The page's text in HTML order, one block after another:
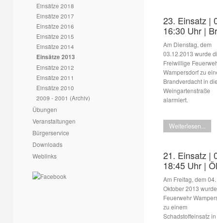
Einsätze 2018
Einsätze 2017
Einsätze 2016
Einsätze 2015
Einsätze 2014
Einsätze 2013
Einsätze 2012
Einsätze 2011
Einsätze 2010
2009 - 2001 (Archiv)
Übungen
Veranstaltungen
Bürgerservice
Downloads
Weblinks
23. Einsatz |
16:30 Uhr |
Am Dienstag, dem
03.12.2013 wurde
Freiwillige
Wampersdorf zu
Brandverdacht in
Weingartenstraße
alarmiert.
Weiterlesen...
21. Einsatz |
18:45 Uhr |
Am Freitag, dem 04.
Oktober 2013
Feuerwehr
zu einem
Schadstoffeinsatz